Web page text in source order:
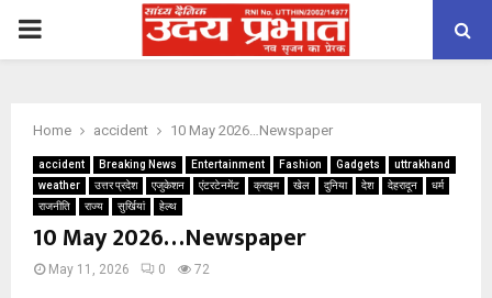
PRIMARY
Home accident 10 May 2026…Newspaper
accident Breaking News Entertainment Fashion Gadgets
uttrakhand
weather
उत्तर प्रदेश एजुकेशन एंटरटेनमेंट क्राइम खेल दुनिया देश देहरादून
धर्म
राजनीति
राज्य सुर्खियां हेल्थ
10 May 2026…Newspaper
May 11, 2026 0 72